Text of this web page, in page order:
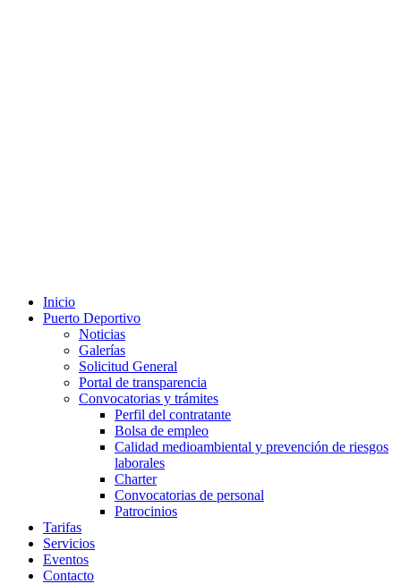
Inicio
Puerto Deportivo
Noticias
Galerías
Solicitud General
Portal de transparencia
Convocatorias y trámites
Perfil del contratante
Bolsa de empleo
Calidad medioambiental y prevención de riesgos
laborales
Charter
Convocatorias de personal
Patrocinios
Tarifas
Servicios
Eventos
Contacto